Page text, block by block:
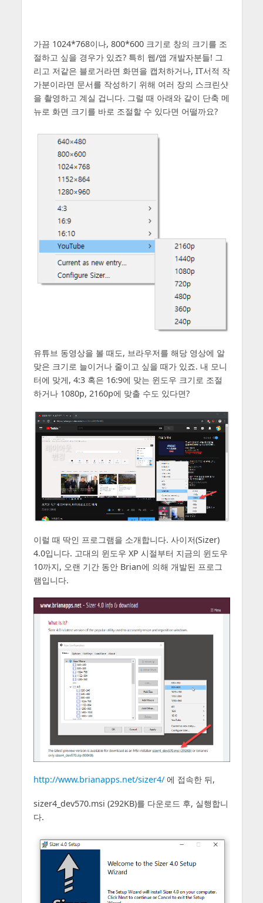
가끔 1024*768이나, 800*600 크기로 창의 크기를 조
절하고 싶을 경우가 있죠? 특히 웹/앱 개발자분들! 그
리고 저같은 블로거라면 화면을 캡처하거나, IT서적 작
가분이라면 문서를 작성하기 위해 여러 장의 스크린샷
을 촬영하고 계실 겁니다. 그럴 때 아래와 같이 단축 메
뉴로 화면 크기를 바로 조절할 수 있다면 어떨까요?
유튜브 동영상을 볼 때도, 브라우저를 해당 영상에 알
맞은 크기로 늘이거나 줄이고 싶을 때가 있죠. 내 모니
터에 맞게, 4:3 혹은 16:9에 맞는 윈도우 크기로 조절
하거나 1080p, 2160p에 맞출 수도 있다면?
이럴 때 딱인 프로그램을 소개합니다. 사이저(Sizer)
4.0입니다. 고대의 윈도우 XP 시절부터 지금의 윈도우
10까지, 오랜 기간 동안 Brian에 의해 개발된 프로그
램입니다.
http://www.brianapps.net/sizer4/에 접속한 뒤,
sizer4_dev570.msi (292KB)를 다운로드 후, 실행합니
다.